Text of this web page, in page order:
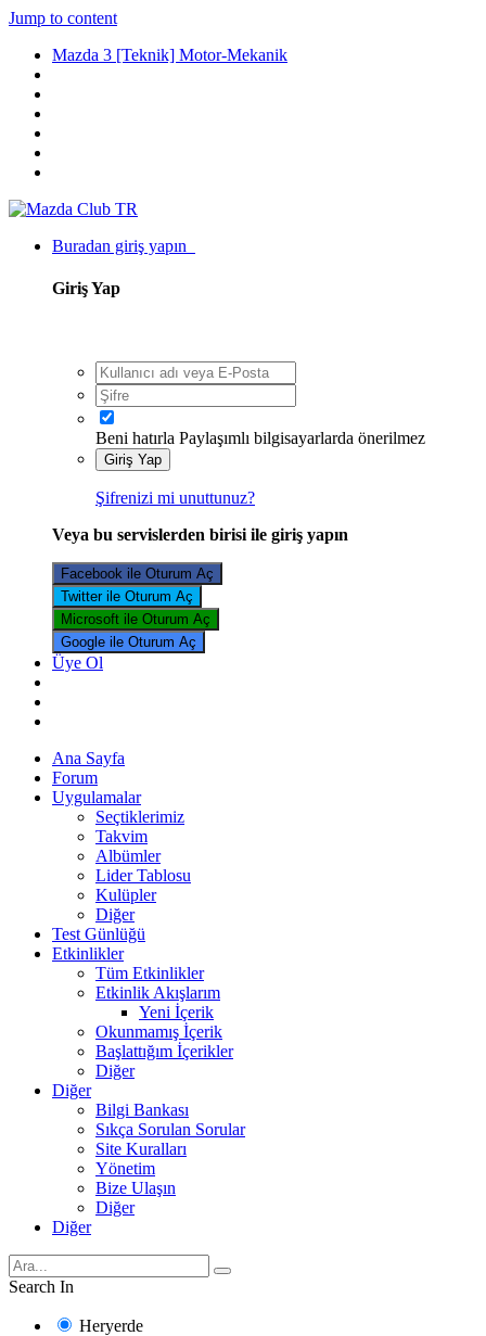
Jump to content
Mazda 3 [Teknik] Motor-Mekanik
Buradan giriş yapın
Giriş Yap
Beni hatırla Paylaşımlı bilgisayarlarda önerilmez
Giriş Yap
Şifrenizi mi unuttunuz?
Veya bu servislerden birisi ile giriş yapın
Facebook ile Oturum Aç
Twitter ile Oturum Aç
Microsoft ile Oturum Aç
Google ile Oturum Aç
Üye Ol
Ana Sayfa
Forum
Uygulamalar
Seçtiklerimiz
Takvim
Albümler
Lider Tablosu
Kulüpler
Diğer
Test Günlüğü
Etkinlikler
Tüm Etkinlikler
Etkinlik Akışlarım
Yeni İçerik
Okunmamış İçerik
Başlattığım İçerikler
Diğer
Diğer
Bilgi Bankası
Sıkça Sorulan Sorular
Site Kuralları
Yönetim
Bize Ulaşın
Diğer
Diğer
Search In
Heryerde